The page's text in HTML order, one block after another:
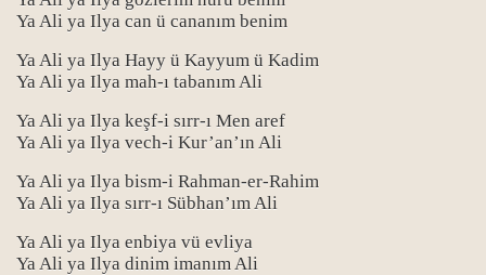
Ya Ali ya Ilya can ü cananım benim
Ya Ali ya Ilya Hayy ü Kayyum ü Kadim
Ya Ali ya Ilya mah-ı tabanım Ali
Ya Ali ya Ilya keşf-i sırr-ı Men aref
Ya Ali ya Ilya vech-i Kur’an’ın Ali
Ya Ali ya Ilya bism-i Rahman-er-Rahim
Ya Ali ya Ilya sırr-ı Sübhan’ım Ali
Ya Ali ya Ilya enbiya vü evliya
Ya Ali ya Ilya dinim imanım Ali